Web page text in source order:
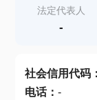
查产地
法定代表人
-
社会信用代码：
电话： -